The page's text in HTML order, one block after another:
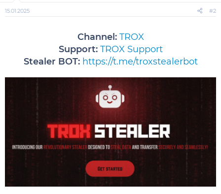
15.01.2025 #2
Channel: TROX
Support: TROX Support
Stealer BOT: https://t.me/troxstealerbot